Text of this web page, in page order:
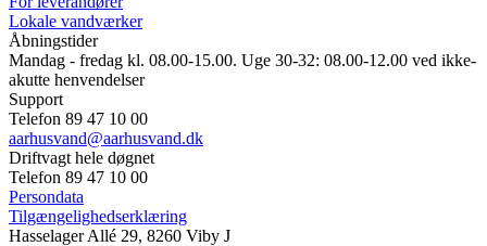
Lokale vandværker
Åbningstider
Mandag - fredag kl. 08.00-15.00. Uge 30-32: 08.00-12.00 ved ikke-
akutte henvendelser
Support
Telefon 89 47 10 00
aarhusvand@aarhusvand.dk
Driftvagt hele døgnet
Telefon 89 47 10 00
Persondata
Tilgængelighedserklæring
Hasselager Allé 29, 8260 Viby J